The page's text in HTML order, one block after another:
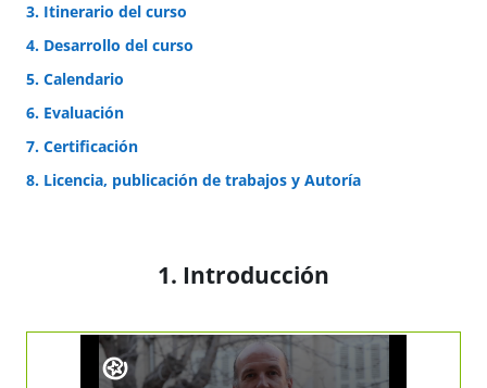
3. Itinerario del curso
4. Desarrollo del curso
5. Calendario
6. Evaluación
7. Certificación
8. Licencia, publicación de trabajos y Autoría
1. Introducción